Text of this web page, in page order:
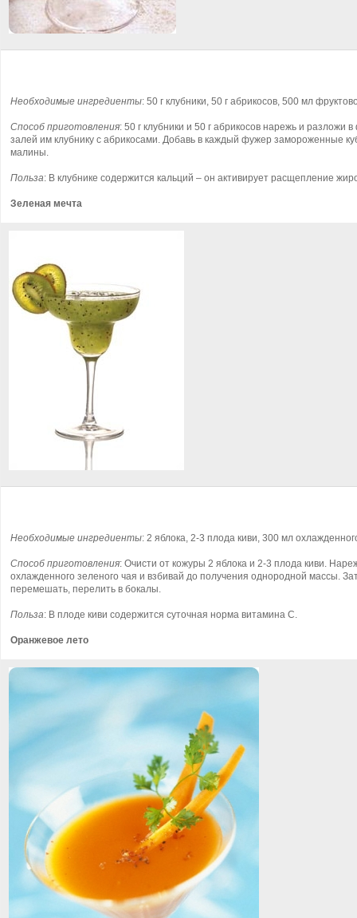
Необходимые ингредиенты: 50 г клубники, 50 г абрикосов, 500 мл
Способ приготовления: 50 г клубники и 50 г абрикосов нарежь и
залей им клубнику с абрикосами. Добавь в каждый фужер замороженные
малины.
Польза: В клубнике содержится кальций – он активирует расщепление
Зеленая мечта
Необходимые ингредиенты: 2 яблока, 2-3 плода киви, 300 мл
Способ приготовления: Очисти от кожуры 2 яблока и 2-3 плода киви.
охлажденного зеленого чая и взбивай до получения однородной массы.
перемешать, перелить в бокалы.
Польза: В плоде киви содержится суточная норма витамина С.
Оранжевое лето